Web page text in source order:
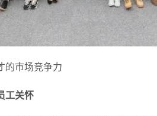
的市场竞争力
工关怀